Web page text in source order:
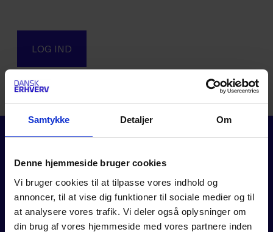
Samtykke Detaljer Om
Denne hjemmeside bruger cookies
Vi bruger cookies til at tilpasse vores indhold og
annoncer, til at vise dig funktioner til sociale medier og til
at analysere vores trafik. Vi deler også oplysninger om
din brug af vores hjemmeside med vores partnere inden
LOG IND
Det er kun medlemmer af Dansk Erhverv, der har
FOR MEDLEMMER